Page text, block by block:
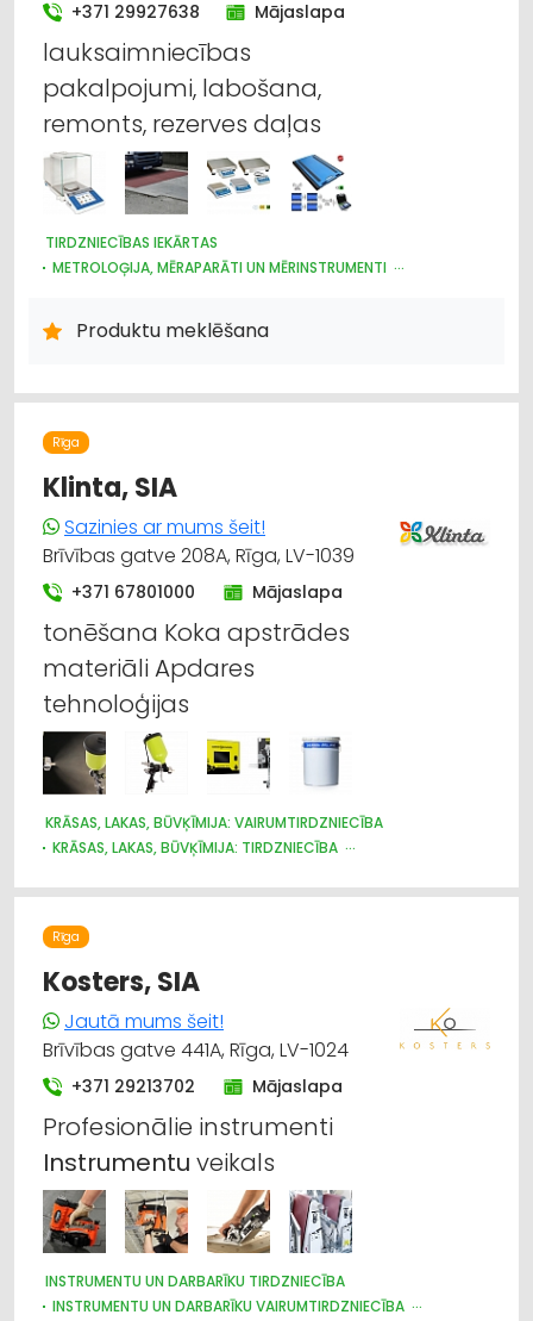
+371 29927638 Mājaslapa
lauksaimniecības
pakalpojumi, labošana,
remonts, rezerves daļas
TIRDZNIECĪBAS IEKĀRTAS
METROLOĢIJA, MĒRAPARĀTI UN MĒRINSTRUMENTI
IEKRAUŠANAS UN IZKRAUŠANAS TEHNIKA
INTERNETVEIKALI, E-KOMERCIJA
LAUKSAIMNIECĪBAS PAKALPOJUMI
TIRDZNIECĪBA
LAUKSAIMNIECĪBAS TEHNIKAS UN TRAKTORTEHNIKAS REZERVES
DAĻAS
LAUKSAIMNIECĪBAS TEHNIKAS UN TRAKTORTEHNIKAS
LABOŠANA, REMONTS
KOKAPSTRĀDE
SADZĪVES TEHNIKAS TIRDZNIECĪBA
SADZĪVES TEHNIKAS VAIRUMTIRDZNIECĪBA
MEDICĪNAS TEHNIKA, INSTRUMENTI, PRECES UN PIEDERUMI
Produktu meklēšana
Rīga
Klinta, SIA
Sazinies ar mums šeit!
Brīvības gatve 208A, Rīga, LV-1039
+371 67801000 Mājaslapa
tonēšana Koka apstrādes
materiāli Apdares
tehnoloģijas
KRĀSAS, LAKAS, BŪVĶĪMIJA: VAIRUMTIRDZNIECĪBA
KRĀSAS, LAKAS, BŪVĶĪMIJA: TIRDZNIECĪBA
HIDRAULISKĀS UN PNEIMATISKĀS IERĪCES
INSTRUMENTU UN DARBARĪKU TIRDZNIECĪBA
KOKAPSTRĀDES IEKĀRTAS UN INSTRUMENTI
RŪPNIECISKĀS IEKĀRTAS, AUTOMATIZĀCIJA
Rīga
Kosters, SIA
Jautā mums šeit!
Brīvības gatve 441A, Rīga, LV-1024
+371 29213702 Mājaslapa
Profesionālie instrumenti
Instrumentu veikals
INSTRUMENTU UN DARBARĪKU TIRDZNIECĪBA
INSTRUMENTU UN DARBARĪKU VAIRUMTIRDZNIECĪBA